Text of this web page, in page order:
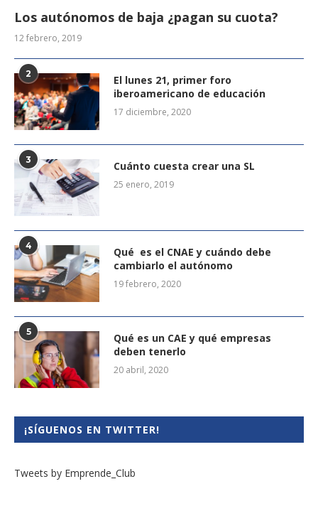
Los autónomos de baja ¿pagan su cuota?
12 febrero, 2019
2
El lunes 21, primer foro
iberoamericano de educación
17 diciembre, 2020
3 Cuánto cuesta crear una SL
25 enero, 2019
4
Qué es el CNAE y cuándo debe
cambiarlo el autónomo
19 febrero, 2020
5
Qué es un CAE y qué empresas
deben tenerlo
20 abril, 2020
¡SÍGUENOS EN TWITTER!
Tweets by Emprende_Club